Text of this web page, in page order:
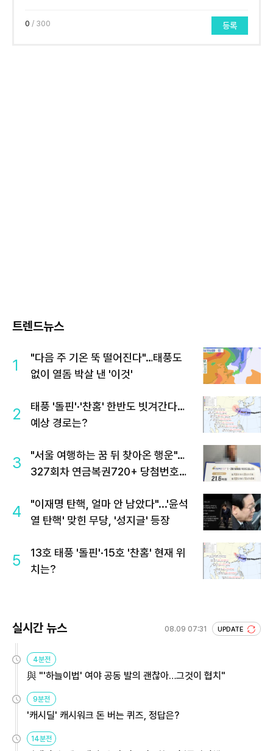
0 / 300 등록
트렌드뉴스
1
"다음 주 기온 뚝 떨어진다"…태풍도
없이 열돔 박살 낸 '이것'
2
태풍 '돌핀'·'찬홈' 한반도 빗겨간다…
예상 경로는?
3
"서울 여행하는 꿈 뒤 찾아온 행운"…
327회차 연금복권720+ 당첨번호조
4
"이재명 탄핵, 얼마 안 남았다"...'윤석
열 탄핵' 맞힌 무당, '성지글' 등장
5
13호 태풍 '돌핀'·15호 '찬홈' 현재 위
치는?
실시간 뉴스 08.09 07:31 UPDATE
4분전
與 "'하늘이법' 여야 공동 발의 괜찮아…그것이 협치"
9분전
'캐시딜' 캐시워크 돈 버는 퀴즈, 정답은?
14분전